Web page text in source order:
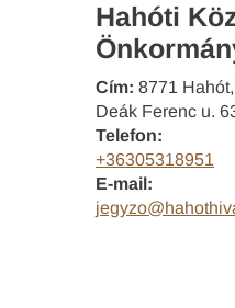
Hahóti
Cím: 8771 Hahót,
Deák Ferenc u.
Telefon:
+36305318951
E-mail: